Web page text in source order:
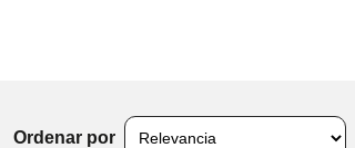
Ordenar por